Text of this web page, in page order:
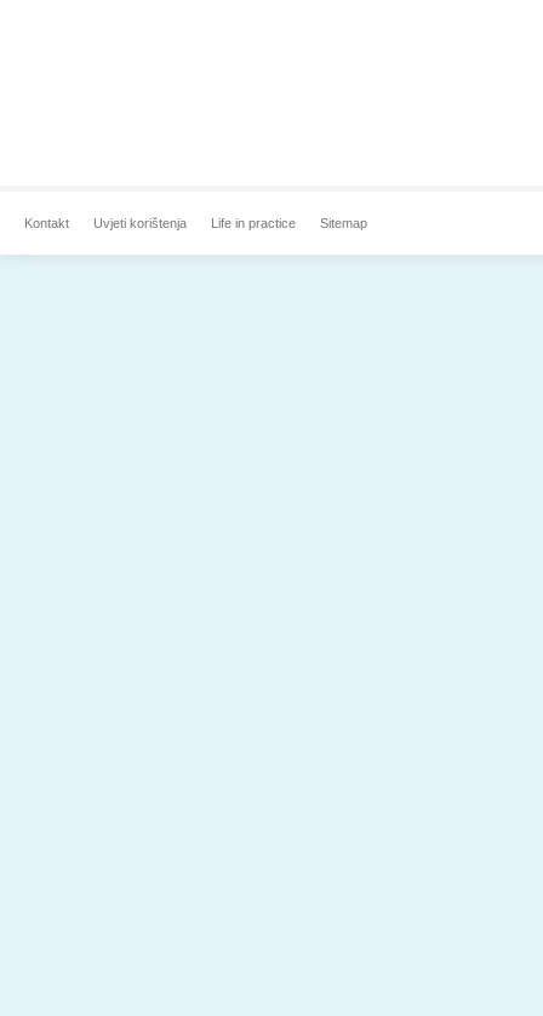
Kontakt Uvjeti korištenja Life in practice Sitemap